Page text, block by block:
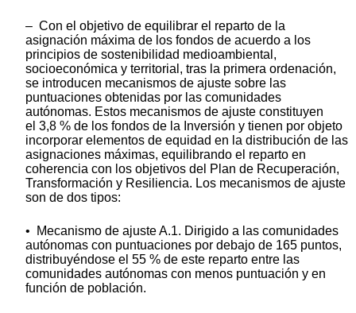
– Con el objetivo de equilibrar el reparto de la
asignación máxima de los fondos de acuerdo a los
principios de sostenibilidad medioambiental,
socioeconómica y territorial, tras la primera ordenación,
se introducen mecanismos de ajuste sobre las
puntuaciones obtenidas por las comunidades
autónomas. Estos mecanismos de ajuste constituyen
el 3,8 % de los fondos de la Inversión y tienen por objeto
incorporar elementos de equidad en la distribución de las
asignaciones máximas, equilibrando el reparto en
coherencia con los objetivos del Plan de Recuperación,
Transformación y Resiliencia. Los mecanismos de ajuste
son de dos tipos:
• Mecanismo de ajuste A.1. Dirigido a las comunidades
autónomas con puntuaciones por debajo de 165 puntos,
distribuyéndose el 55 % de este reparto entre las
comunidades autónomas con menos puntuación y en
función de población.